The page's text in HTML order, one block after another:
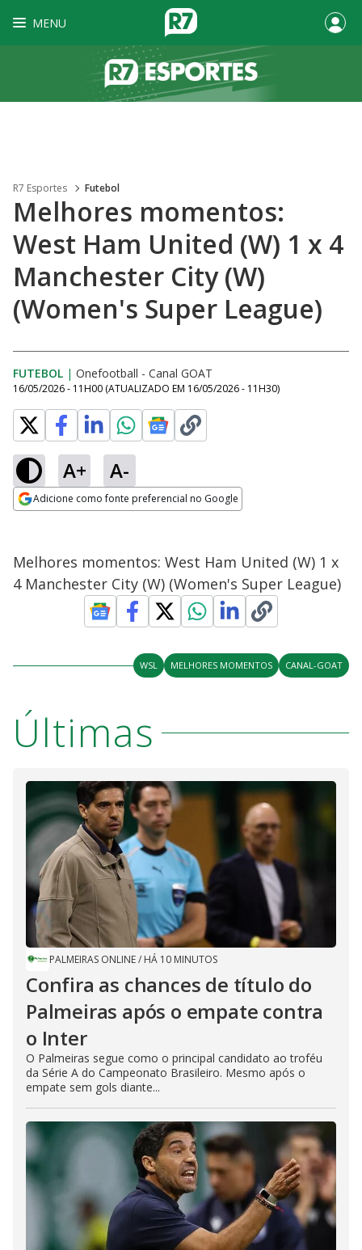
MENU
R7 Esportes Futebol
Melhores momentos:
West Ham United (W) 1 x 4
Manchester City (W)
(Women's Super League)
FUTEBOL | Onefootball - Canal GOAT
16/05/2026 - 11H00 (ATUALIZADO EM 16/05/2026 - 11H30)
A+ A-
Adicione como fonte preferencial no Google
Melhores momentos: West Ham United (W) 1 x
4 Manchester City (W) (Women's Super League)
WSL MELHORES MOMENTOS CANAL-GOAT
Últimas
PALMEIRAS ONLINE/ HÁ 10 MINUTOS
Confira as chances de título do
Palmeiras após o empate contra
o Inter
O Palmeiras segue como o principal candidato ao troféu
da Série A do Campeonato Brasileiro. Mesmo após o
empate sem gols diante...